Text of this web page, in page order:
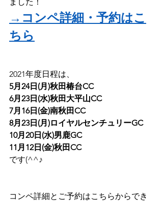
→コンペ詳細・予約はこ
ちら
2021年度日程は、
5月24日(月)秋田椿台CC
6月23日(水)秋田大平山CC
7月16日(金)南秋田CC
8月23日(月)ロイヤルセンチュリーGC
10月20日(水)男鹿GC
11月12日(金)秋田CC
です(^^♪
コンペ詳細とご予約はこちらからでき